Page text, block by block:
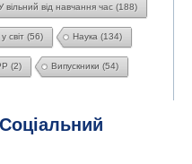
вільний від навчання час (188)
світ (56) Наука (134)
(2) Випускники (54)